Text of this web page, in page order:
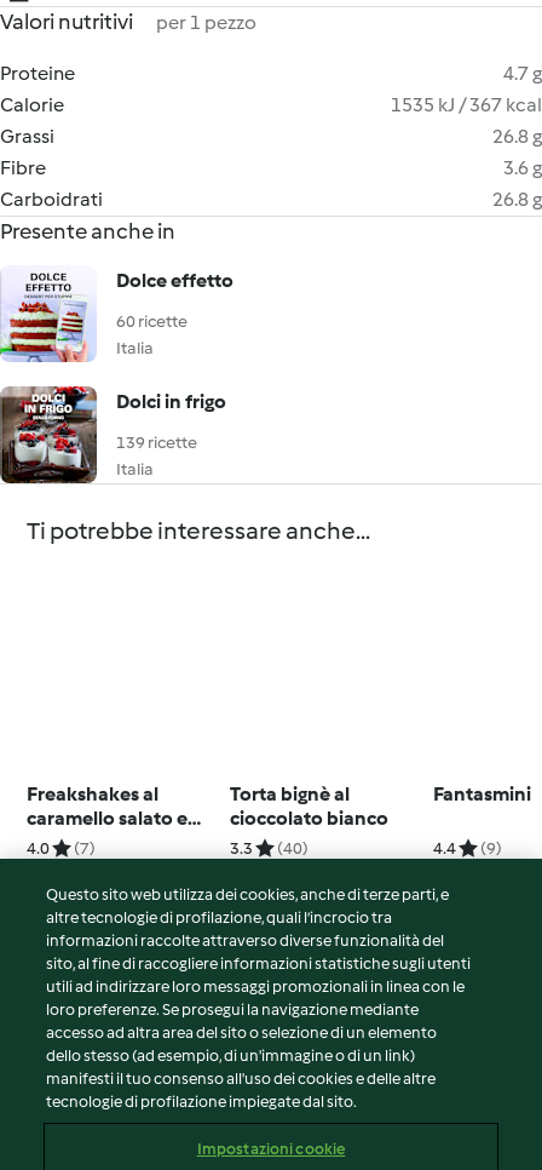
Valori nutritivi per 1 pezzo
Proteine
4.7 g
Calorie
1535 kJ / 367 kcal
Grassi
26.8 g
Fibre
3.6 g
Carboidrati
26.8 g
Presente anche in
Dolce effetto
60 ricette
Italia
Dolci in frigo
139 ricette
Italia
Ti potrebbe interessare anche...
Freakshakes al
caramello salato e
granella di noci
4.0 (7)
Torta bignè al
cioccolato bianco
3.3 (40)
Fantasmini
4.4 (9)
© Copyright 2026
Termini del servizio
Informativa sulla privacy
Avvertenze generali
Note legali
Questo sito web utilizza dei cookies, anche di terze parti, e
altre tecnologie di profilazione, quali l’incrocio tra
informazioni raccolte attraverso diverse funzionalità del
sito, al fine di raccogliere informazioni statistiche sugli utenti
utili ad indirizzare loro messaggi promozionali in linea con le
loro preferenze. Se prosegui la navigazione mediante
accesso ad altra area del sito o selezione di un elemento
dello stesso (ad esempio, di un'immagine o di un link)
manifesti il tuo consenso all'uso dei cookies e delle altre
tecnologie di profilazione impiegate dal sito.
Impostazioni cookie